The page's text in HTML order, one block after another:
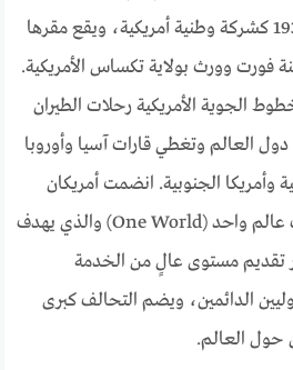
الشركة عام 1930 كشركة وطنية أمريكية، ويقع مقرها
فورت وورث بولاية تكساس الأمريكية.
الجوية الأمريكية رحلات الطيران
دول العالم وتغطي قارات آسيا وأوروبا
وأمريكا الجنوبية. انضمت أمريكان
إيرلاينز لتحالف عالم واحد (One World) والذي يهدف
تقديم مستوى عالٍ من الخدمة
الدائمين، ويضم التحالف كبرى
حول العالم.